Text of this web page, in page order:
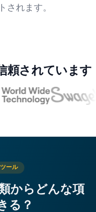
されます。
頼されています
ール
からどんな項
る？